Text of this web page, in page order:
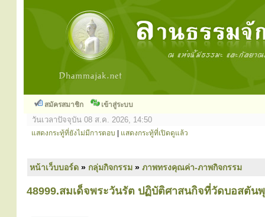
สมัครสมาชิก เข้าสู่ระบบ
วันเวลาปัจจุบัน 08 ส.ค. 2026, 14:50
แสดงกระทู้ที่ยังไม่มีการตอบ แสดงกระทู้ที่เปิดดูแล้ว
หน้าเว็บบอร์ด » กลุ่มกิจกรรม » ภาพทรงคุณค่า-ภาพกิจกรรม
48999.สมเด็จพระวันรัต ปฏิบัติศาสนกิจที่วัดบอสตัน